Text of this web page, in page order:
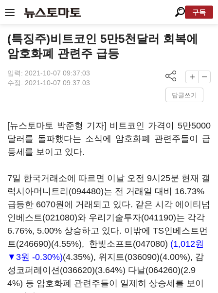
구독
(특징주)비트코인 5만5천달러 회복에
암호화폐 관련주 급등
입력: 2021-10-07 09:37:03
수정: 2021-10-07 09:37:03
답글쓰기
[뉴스토마토 박준형 기자] 비트코인 가격이 5만5000
달러를 돌파했다는 소식에 암호화폐 관련주들이 급
등세를 보이고 있다.
7일 한국거래소에 따르면 이날 오전 9시25분 현재 갤
럭시아머니트리(094480)는 전 거래일 대비 16.73%
급등한 6070원에 거래되고 있다. 같은 시각 에이티넘
인베스트(021080)와 우리기술투자(041190)는 각각
6.76%, 5.00% 상승하고 있다. 이밖에 TS인베스트먼
트(246690)(4.55%), 한빛소프트(047080) (1,012원
▼3원 -0.30%)(4.35%), 위지트(036090)(4.00%), 감
성코퍼레이션(036620)(3.64%) 다날(064260)(2.9
4%) 등 암호화폐 관련주들이 일제히 상승세를 보이